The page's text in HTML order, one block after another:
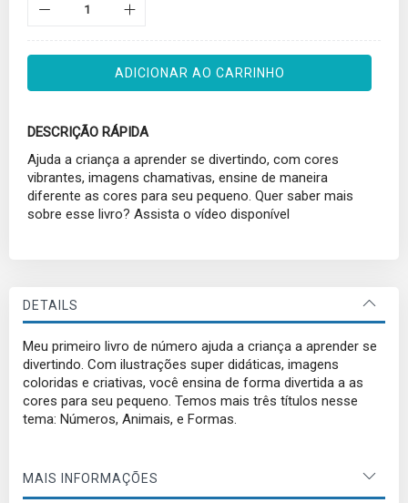
ADICIONAR AO CARRINHO
DESCRIÇÃO RÁPIDA
Ajuda a criança a aprender se divertindo, com cores
vibrantes, imagens chamativas, ensine de maneira
diferente as cores para seu pequeno. Quer saber mais
sobre esse livro? Assista o vídeo disponível
DETAILS
Meu primeiro livro de número ajuda a criança a aprender se
divertindo. Com ilustrações super didáticas, imagens
coloridas e criativas, você ensina de forma divertida a as
cores para seu pequeno. Temos mais três títulos nesse
tema: Números, Animais, e Formas.
MAIS INFORMAÇÕES